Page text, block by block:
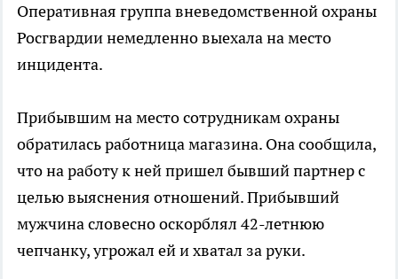
Оперативная группа вневедомственной охраны
Росгвардии немедленно выехала на место
инцидента.
Прибывшим на место сотрудникам охраны
обратилась работница магазина. Она сообщила,
что на работу к ней пришел бывший партнер с
целью выяснения отношений. Прибывший
мужчина словесно оскорблял 42-летнюю
чепчанку, угрожал ей и хватал за руки.